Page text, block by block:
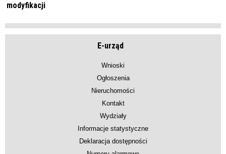
modyfikacji
E-urząd
Wnioski
Ogłoszenia
Nieruchomości
Kontakt
Wydziały
Informacje statystyczne
Deklaracja dostępności